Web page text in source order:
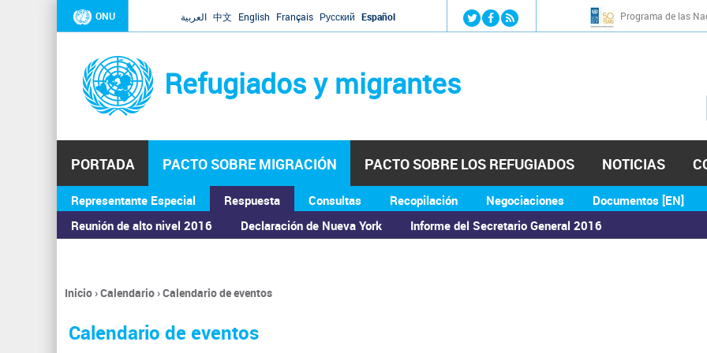
Jump to navigation
ONU العربية 中文 English Français Русский Español Programa de las
Refugiados y migrantes
PORTADA PACTO SOBRE MIGRACIÓN
Representante Especial
Respuesta
Reunión de alto nivel 2016
Declaración de Nueva York Informe del Secretario General 2016
Consultas Recopilación Negociaciones Documentos [EN]
PACTO SOBRE LOS REFUGIADOS NOTICIAS
ASAMBLEA GENERAL
Se
encuentra
usted
Inicio›Calendario›Calendario de eventos
Calendario de eventos